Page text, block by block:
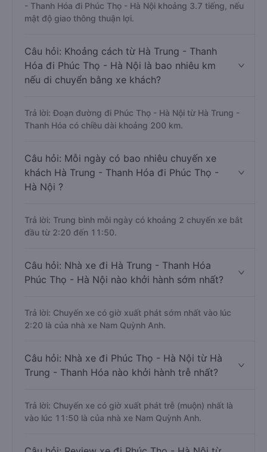
- Thanh Hóa đi Phúc Thọ - Hà Nội khoảng 3.7 tiếng, nếu
mật độ giao thông thuận lợi.
Câu hỏi: Khoảng cách từ Hà Trung - Thanh
Hóa đi Phúc Thọ - Hà Nội là bao nhiêu km
nếu di chuyển bằng xe khách?
Trả lời: Đoạn đường đi Phúc Thọ - Hà Nội từ Hà Trung -
Thanh Hóa có chiều dài khoảng 200 km.
Câu hỏi: Mỗi ngày có bao nhiêu chuyến xe
khách Hà Trung - Thanh Hóa đi Phúc Thọ -
Hà Nội ?
Trả lời: Trung bình mỗi ngày có khoảng 2 chuyến xe bắt
đầu từ 2:20 đến 11:50.
Câu hỏi: Nhà xe đi Hà Trung - Thanh Hóa
Phúc Thọ - Hà Nội nào khởi hành sớm nhất?
Trả lời: Chuyến xe có giờ xuất phát sớm nhất vào lúc
2:20 là của nhà xe Nam Quỳnh Anh.
Câu hỏi: Nhà xe đi Phúc Thọ - Hà Nội từ Hà
Trung - Thanh Hóa nào khởi hành trễ nhất?
Trả lời: Chuyến xe có giờ xuất phát trễ (muộn) nhất là
vào lúc 11:50 là của nhà xe Nam Quỳnh Anh.